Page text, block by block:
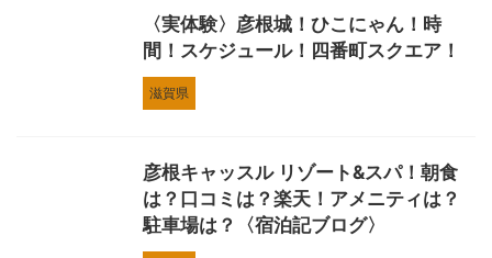
〈実体験〉彦根城！ひこにゃん！時
間！スケジュール！四番町スクエア！
滋賀県
彦根キャッスル リゾート&スパ！朝食
は？口コミは？楽天！アメニティは？
駐車場は？〈宿泊記ブログ〉